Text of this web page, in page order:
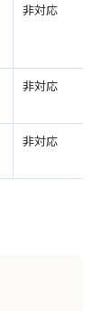
非対応
非対応
非対応